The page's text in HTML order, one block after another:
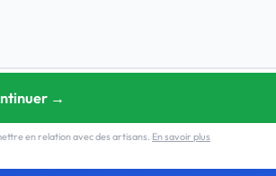
→
en relation avec des artisans. En savoir plus